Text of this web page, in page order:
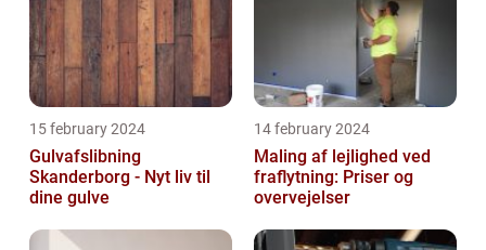
15 february 2024
Gulvafslibning
Skanderborg - Nyt liv til
dine gulve
14 february 2024
Maling af lejlighed ved
fraflytning: Priser og
overvejelser